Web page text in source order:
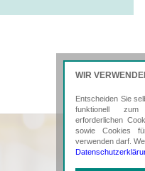
WIR
Entscheiden Sie
funktionell
erforderlichen
sowie Cookies
verwenden darf.